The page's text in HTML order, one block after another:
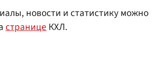
новости и статистику можно
страницеКХЛ.